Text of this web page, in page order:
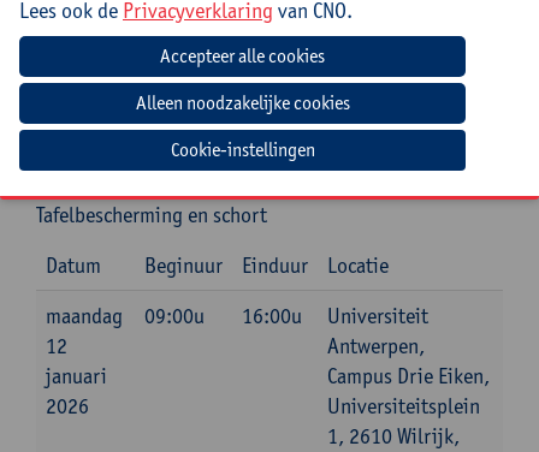
Jouw bijdrage: 132 EUR.
Inlichtingen bij: Marie-Christina Leon, 03 265 14 22,
marie-christina.leon@uantwerpen.be
Mee te brengen door cursist
Tafelbescherming en schort
Datum
Beginuur Einduur
Locatie
maandag
12
januari
2026
09:00u 16:00u
Universiteit
Antwerpen,
Campus Drie Eiken,
Universiteitsplein
1, 2610 Wilrijk,
Lees ook de Privacyverklaring van CNO.
Cookie-instellingen